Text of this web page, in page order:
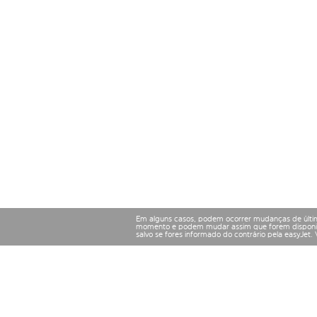
Em alguns casos, podem ocorrer mudanças de
momento e podem mudar assim que forem
salvo se fores informado do contrário pela easyJet.